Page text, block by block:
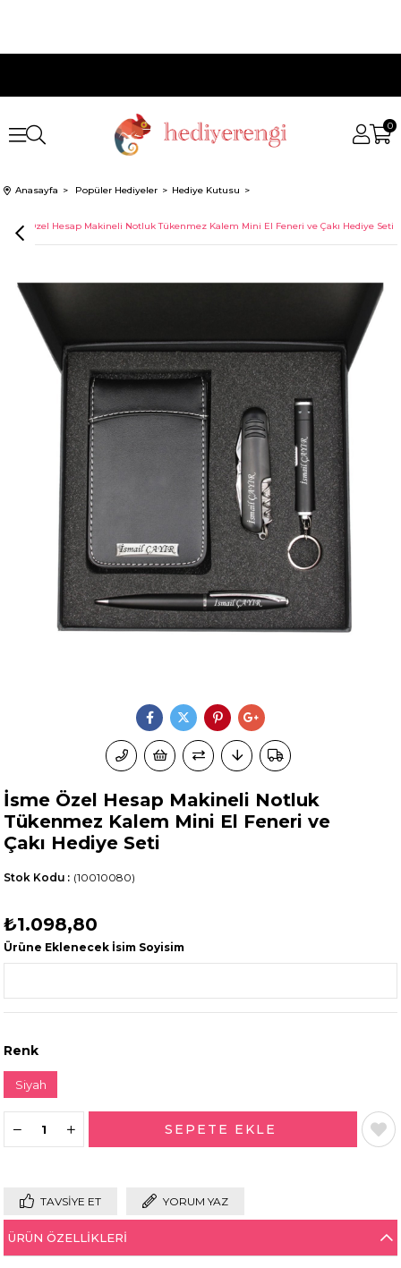
0
Anasayfa Popüler Hediyeler Hediye Kutusu
İsme Özel Hesap Makineli Notluk Tükenmez Kalem Mini El Feneri ve Çakı Hediye Seti
İsme Özel Hesap Makineli Notluk
Tükenmez Kalem Mini El Feneri ve
Çakı Hediye Seti
(10010080)
Stok Kodu
₺1.098,80
Ürüne Eklenecek İsim Soyisim
Renk
Siyah
TAVSIYE ET YORUM YAZ
ÜRÜN ÖZELLIKLERI